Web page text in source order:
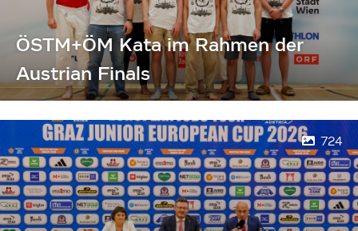
ÖSTM+ÖM Kata im Rahmen der
Austrian Finals
724